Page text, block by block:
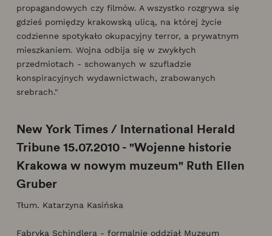
propagandowych czy filmów. A wszystko rozgrywa się
gdzieś pomiędzy krakowską ulicą, na której życie
codzienne spotykało okupacyjny terror, a prywatnym
mieszkaniem. Wojna odbija się w zwykłych
przedmiotach - schowanych w szufladzie
konspiracyjnych wydawnictwach, zrabowanych
srebrach."
New York Times / International Herald
Tribune 15.07.2010 - "Wojenne historie
Krakowa w nowym muzeum" Ruth Ellen
Gruber
Tłum. Katarzyna Kasińska
Fabryka Schindlera - formalnie oddział Muzeum